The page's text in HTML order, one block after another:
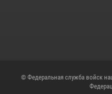
© Федеральная служба войск